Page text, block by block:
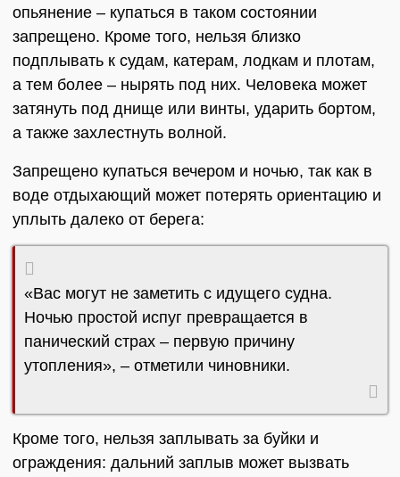
опьянение – купаться в таком состоянии
запрещено. Кроме того, нельзя близко
подплывать к судам, катерам, лодкам и плотам,
а тем более – нырять под них. Человека может
затянуть под днище или винты, ударить бортом,
а также захлестнуть волной.
Запрещено купаться вечером и ночью, так как в
воде отдыхающий может потерять ориентацию и
уплыть далеко от берега:
«Вас могут не заметить с идущего судна.
Ночью простой испуг превращается в
панический страх – первую причину
утопления», – отметили чиновники.
Кроме того, нельзя заплывать за буйки и
ограждения: дальний заплыв может вызвать